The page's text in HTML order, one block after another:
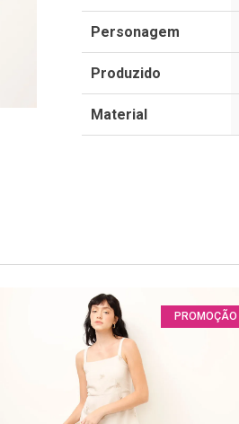
Personagem
Produzido
Material
PROMOÇÃO